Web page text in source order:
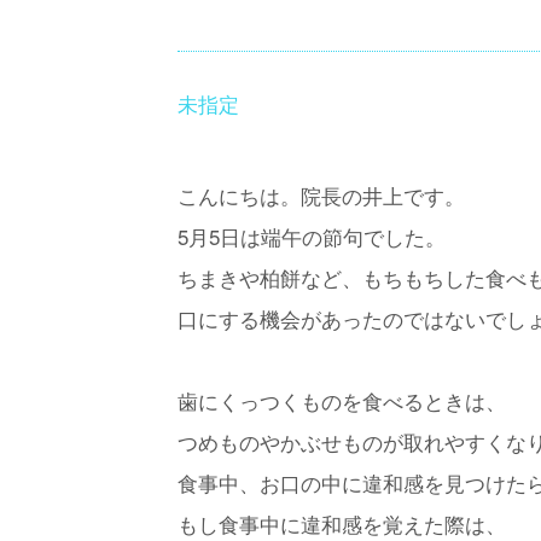
未指定
こんにちは。院長の井上です。
5月5日は端午の節句でした。
ちまきや柏餅など、もちもちした食べ
口にする機会があったのではないでし
歯にくっつくものを食べるときは、
つめものやかぶせものが取れやすくな
食事中、お口の中に違和感を見つけたら
もし食事中に違和感を覚えた際は、